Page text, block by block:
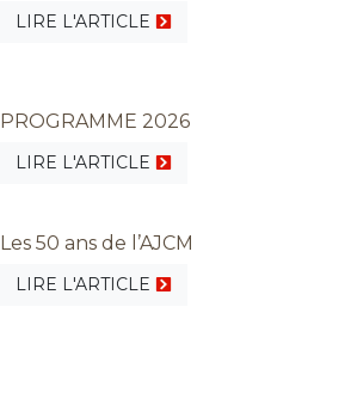
LIRE L'ARTICLE
PROGRAMME 2026
LIRE L'ARTICLE
Les 50 ans de l’AJCM
LIRE L'ARTICLE